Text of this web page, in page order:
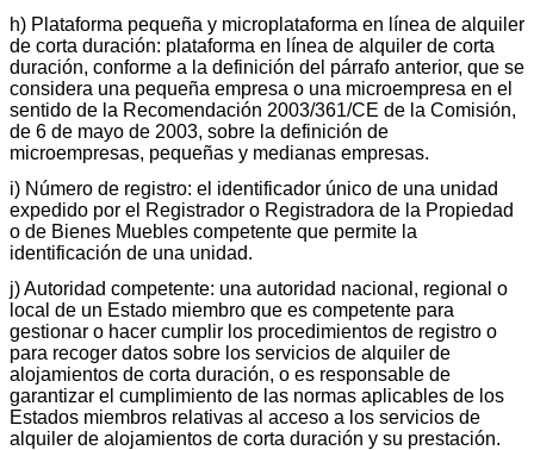
h) Plataforma pequeña y microplataforma en línea de alquiler
de corta duración: plataforma en línea de alquiler de corta
duración, conforme a la definición del párrafo anterior, que se
considera una pequeña empresa o una microempresa en el
sentido de la Recomendación 2003/361/CE de la Comisión,
de 6 de mayo de 2003, sobre la definición de
microempresas, pequeñas y medianas empresas.
i) Número de registro: el identificador único de una unidad
expedido por el Registrador o Registradora de la Propiedad
o de Bienes Muebles competente que permite la
identificación de una unidad.
j) Autoridad competente: una autoridad nacional, regional o
local de un Estado miembro que es competente para
gestionar o hacer cumplir los procedimientos de registro o
para recoger datos sobre los servicios de alquiler de
alojamientos de corta duración, o es responsable de
garantizar el cumplimiento de las normas aplicables de los
Estados miembros relativas al acceso a los servicios de
alquiler de alojamientos de corta duración y su prestación.